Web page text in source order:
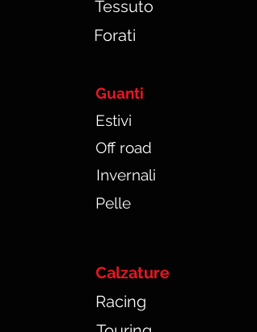
Tessuto
Forati
Guanti
Estivi
Off road
Invernali
Pelle
Calzature
Racing